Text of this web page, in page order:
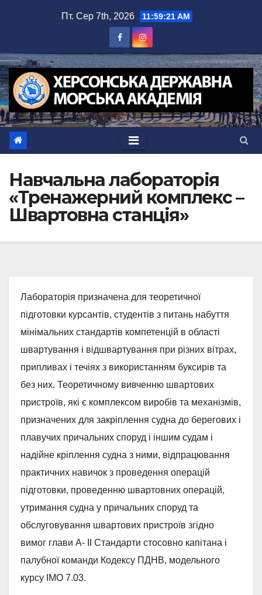
Пт. Сер 7th, 2026 11:59:21 AM
Навчальна лабораторія
«Тренажерний комплекс –
Швартовна станція»
Лабораторія призначена для теоретичної
підготовки курсантів, студентів з питань набуття
мінімальних стандартів компетенцій в області
швартування і відшвартування при різних вітрах,
припливах і течіях з використанням буксирів та
без них. Теоретичному вивченню швартових
пристроїв, які є комплексом виробів та механізмів,
призначених для закріплення судна до берегових і
плавучих причальних споруд і іншим судам і
надійне кріплення судна з ними, відпрацювання
практичних навичок з проведення операцій
підготовки, проведенню швартовних операцій,
утримання судна у причальних споруд та
обслуговування швартових пристроїв згідно
вимог глави А- II Стандарти стосовно капітана і
палубної команди Кодексу ПДНВ, модельного
курсу ІМО 7.03.